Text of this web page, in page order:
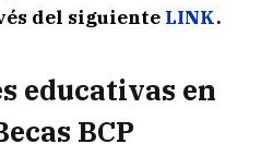
del siguiente LINK.
educativas en
BCP